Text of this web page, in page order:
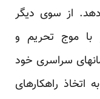
از سوی دیگر
با موج تحریم و
سراسری خود
اتخاذ راهکارهای